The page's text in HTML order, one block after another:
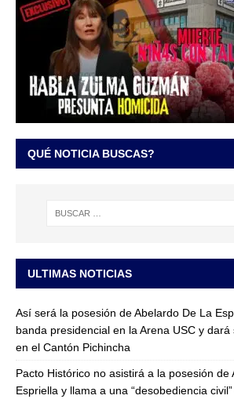
QUÉ NOTICIA BUSCAS?
ULTIMAS NOTICIAS
Así será la posesión de Abelardo De La
banda presidencial en la Arena USC y
en el Cantón Pichincha
Pacto Histórico no asistirá a la posesión de
Espriella y llama a una “desobediencia